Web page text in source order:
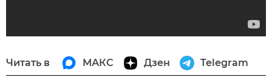
Читать в МАКС Дзен Telegram